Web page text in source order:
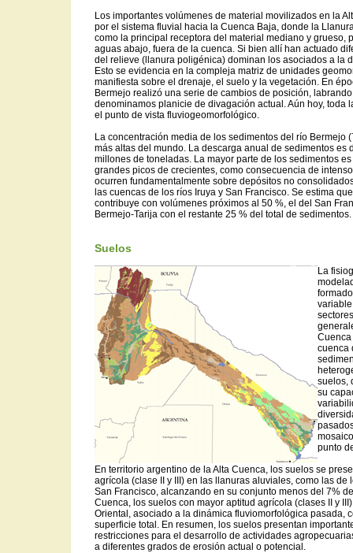
Los importantes volúmenes de material movilizados en la
por el sistema fluvial hacia la Cuenca Baja, donde la
como la principal receptora del material mediano y grueso,
aguas abajo, fuera de la cuenca. Si bien allí han actuado
del relieve (llanura poligénica) dominan los asociados a la
Esto se evidencia en la compleja matriz de unidades
manifiesta sobre el drenaje, el suelo y la vegetación. En
Bermejo realizó una serie de cambios de posición,
denominamos planicie de divagación actual. Aún hoy, toda
el punto de vista fluviogeomorfológico.
La concentración media de los sedimentos del río Bermejo
más altas del mundo. La descarga anual de sedimentos es
millones de toneladas. La mayor parte de los sedimentos
grandes picos de crecientes, como consecuencia de
ocurren fundamentalmente sobre depósitos no
las cuencas de los ríos Iruya y San Francisco. Se estima
contribuye con volúmenes próximos al 50 %, el del San
Bermejo-Tarija con el restante 25 % del total de sedimentos.
Suelos
La
cuenca
suelos,
su
punto
En territorio argentino de la Alta Cuenca, los suelos se
agrícola (clase II y III) en las llanuras aluviales, como las de
San Francisco, alcanzando en su conjunto menos del 7%
Cuenca, los suelos con mayor aptitud agrícola (clases II y
Oriental, asociado a la dinámica fluviomorfológica pasada,
superficie total. En resumen, los suelos presentan
restricciones para el desarrollo de actividades
a diferentes grados de erosión actual o potencial.